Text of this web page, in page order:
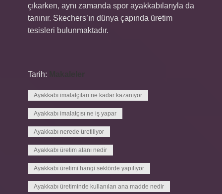
çıkarken, aynı zamanda spor ayakkabılarıyla da
tanınır. Skechers’ın dünya çapında üretim
tesisleri bulunmaktadır.
Tarih:
Ayakkabı imalatçıları ne kadar kazanıyor
Ayakkabı imalatçısı ne iş yapar
Ayakkabı nerede üretiliyor
Ayakkabı üretim alanı nedir
Ayakkabı üretimi hangi sektörde yapılıyor
Ayakkabı üretiminde kullanılan ana madde nedir